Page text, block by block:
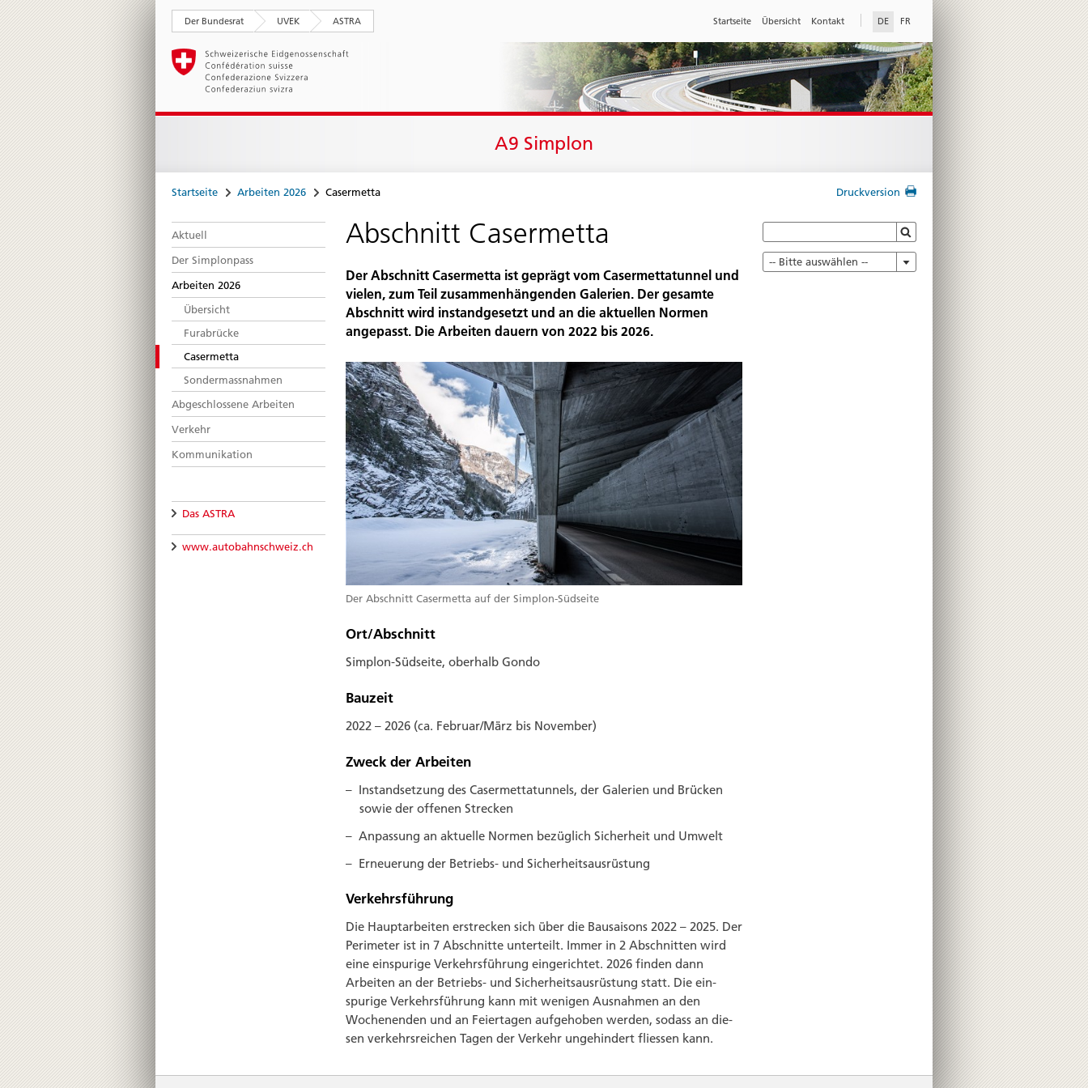
Der Bundesrat UVEK ASTRA DE FR
Startseite Übersicht Kontakt
A9 Simplon
Startseite Arbeiten 2026 Casermetta Druckversion
Aktuell
Der Simplonpass
Arbeiten 2026
Übersicht
Furabrücke
Casermetta
Sondermassnahmen
Abgeschlossene Arbeiten
Verkehr
Kommunikation
Das ASTRA
www.autobahnschweiz.ch
Abschnitt Casermetta
Der Abschnitt Casermetta ist geprägt vom Casermetta­tunnel und
vielen, zum Teil zusammen­hängenden Galerien. Der gesamte
Abschnitt wird instand­gesetzt und an die aktuellen Normen
angepasst. Die Arbeiten dauern von 2022 bis 2026.
Der Abschnitt Casermetta auf der Simplon-Südseite
Ort/Abschnitt
Simplon-Südseite, oberhalb Gondo
Bauzeit
2022 – 2026 (ca. Februar/März bis November)
Zweck der Arbeiten
Instandsetzung des Casermettatunnels, der Galerien und Brücken
sowie der offenen Strecken
Anpassung an aktuelle Normen bezüglich Sicherheit und Umwelt
Erneuerung der Betriebs- und Sicherheitsausrüstung
Verkehrsführung
Die Hauptarbeiten erstrecken sich über die Bau­saisons 2022 – 2025. Der
Perimeter ist in 7 Abschnitte unterteilt. Immer in 2 Abschnitten wird
eine ein­spurige Verkehrs­führung eingerichtet. 2026 finden dann
Arbeiten an der Betriebs- und Sicherheits­ausrüstung statt. Die ein­
spurige Ver­kehrs­führung kann mit weni­gen Aus­nahmen an den
Wochen­enden und an Feier­tagen aufge­hoben werden, so­dass an die­
sen ver­kehrs­reichen Tagen der Ver­kehr ungehindert fliessen kann.
-- Bitte auswählen --